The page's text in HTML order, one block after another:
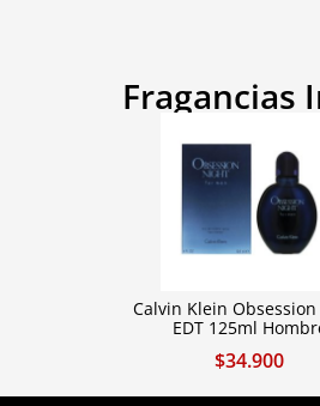
Fragancias
Calvin Klein
EDT 125ml
$34.900